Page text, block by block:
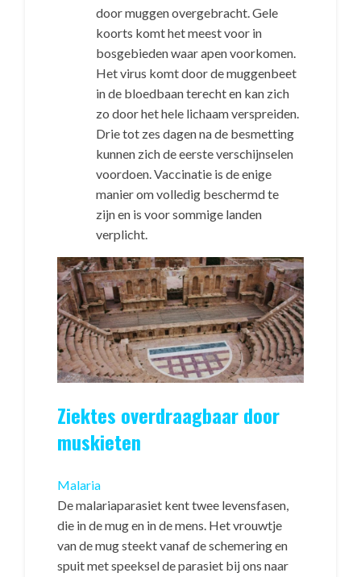
door muggen overgebracht. Gele
koorts komt het meest voor in
bosgebieden waar apen voorkomen.
Het virus komt door de muggenbeet
in de bloedbaan terecht en kan zich
zo door het hele lichaam verspreiden.
Drie tot zes dagen na de besmetting
kunnen zich de eerste verschijnselen
voordoen. Vaccinatie is de enige
manier om volledig beschermd te
zijn en is voor sommige landen
verplicht.
Ziektes overdraagbaar door
muskieten
Malaria
De malariaparasiet kent twee levensfasen,
die in de mug en in de mens. Het vrouwtje
van de mug steekt vanaf de schemering en
spuit met speeksel de parasiet bij ons naar